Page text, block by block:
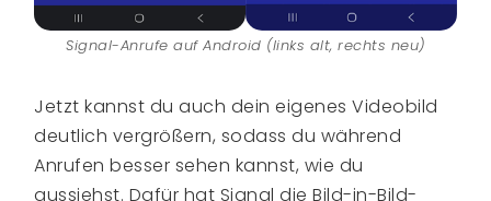
Signal-Anrufe auf Android (links alt, rechts neu)
Jetzt kannst du auch dein eigenes Videobild
deutlich vergrößern, sodass du während
Anrufen besser sehen kannst, wie du
aussiehst. Dafür hat Signal die Bild-in-Bild-